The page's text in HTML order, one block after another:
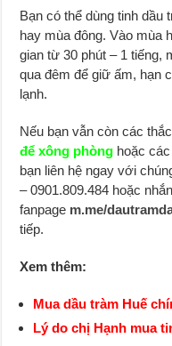
Bạn có thể dùng tinh dầu
hay mùa đông. Vào mùa
gian từ 30 phút – 1 tiếng,
qua đêm để giữ ấm, hạn
lạnh.
Nếu bạn vẫn còn các
để xông phòng hoặc
bạn liên hệ ngay với
– 0901.809.484 hoặc
fanpage m.me/
tiếp.
Xem thêm:
Mua dầu tràm Huế
Lý do chị Hạnh mua